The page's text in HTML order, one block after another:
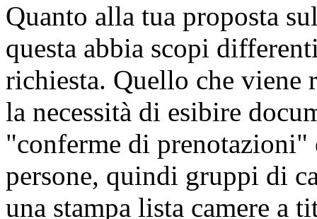
Quanto alla tua proposta
questa abbia scopi
richiesta. Quello che viene
la necessità di esibire
"conferme di
persone, quindi gruppi di
una stampa lista camere a